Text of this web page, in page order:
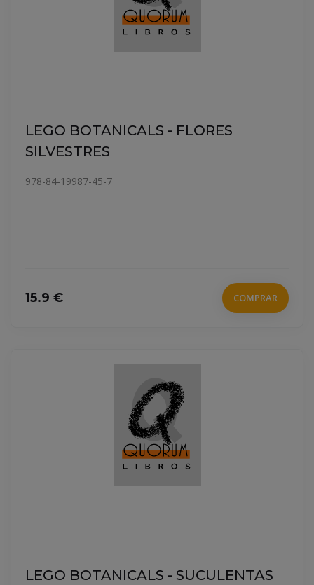
LEGO BOTANICALS - FLORES
SILVESTRES
978-84-19987-45-7
15.9 € COMPRAR
LEGO BOTANICALS - SUCULENTAS